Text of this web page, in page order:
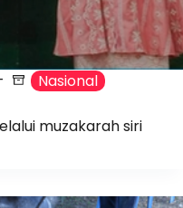
Nasional
muzakarah siri